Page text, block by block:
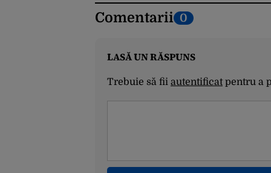
Comentarii 0
LASĂ UN RĂSPUNS
Trebuie să fii autentificatpentru a